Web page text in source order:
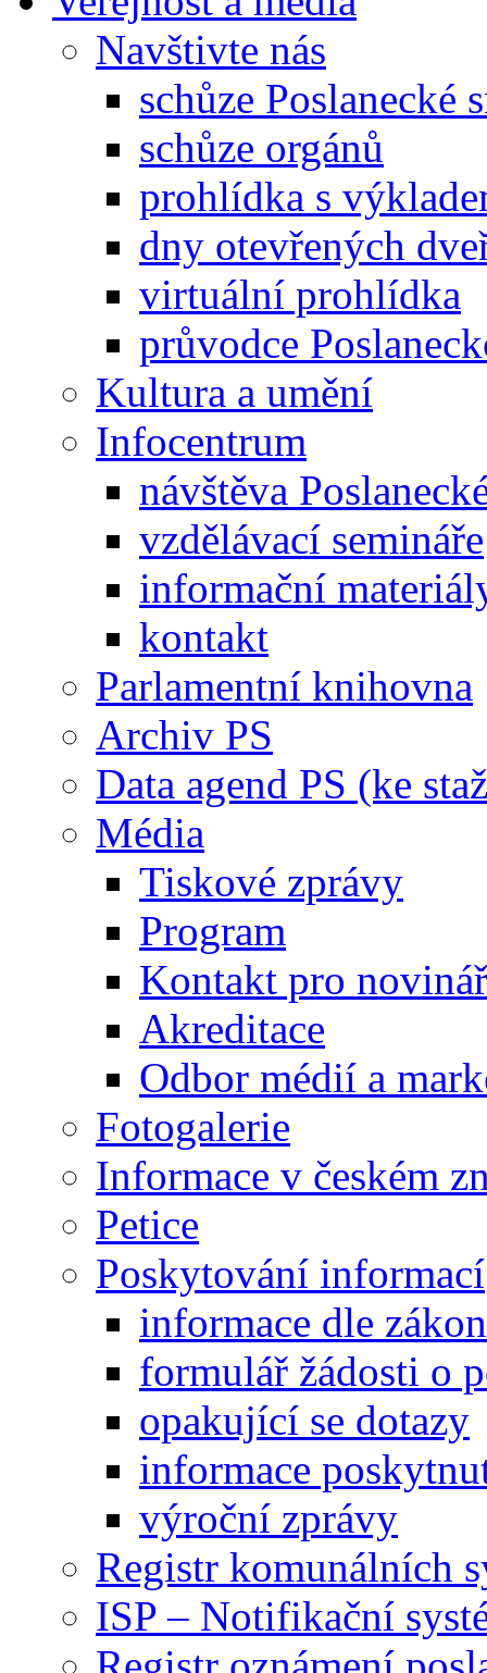
Navštivte nás
schůze Poslanecké
schůze orgánů
prohlídka s
dny otevřených
virtuální prohlídka
průvodce
Kultura a umění
Infocentrum
návštěva
vzdělávací semináře
informační
kontakt
Parlamentní knihovna
Archiv PS
Data agend PS (ke
Média
Tiskové zprávy
Program
Kontakt pro
Akreditace
Odbor médií a
Fotogalerie
Informace v českém
Petice
Poskytování informací
informace dle
formulář žádosti o
opakující se dotazy
informace
výroční zprávy
Registr komunálních
ISP – Notifikační